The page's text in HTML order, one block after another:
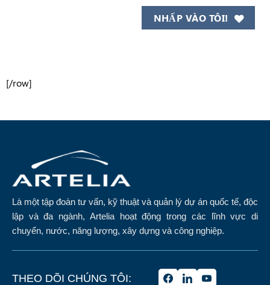
NHẤP VÀO TÔI!
[/row]
Là một tập đoàn tư vấn, kỹ thuật và quản lý dự án quốc tế, độc
lập và đa ngành, Artelia hoạt động trong các lĩnh vực di
chuyển, nước, năng lượng, xây dựng và công nghiệp.
THEO DÕI CHÚNG TÔI: